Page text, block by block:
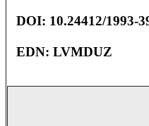
DOI: 10.24412/1993-
EDN: LVMDUZ